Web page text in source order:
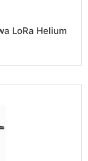
LoRa Helium